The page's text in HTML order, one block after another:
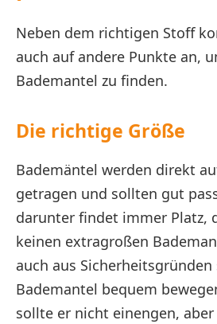
Neben dem richtigen Stoff
auch auf andere Punkte an,
Bademantel zu finden.
Die richtige Größe
Bademäntel werden direkt
getragen und sollten gut
darunter findet immer Platz,
keinen extragroßen
auch aus
Bademantel bequem
sollte er nicht einengen,